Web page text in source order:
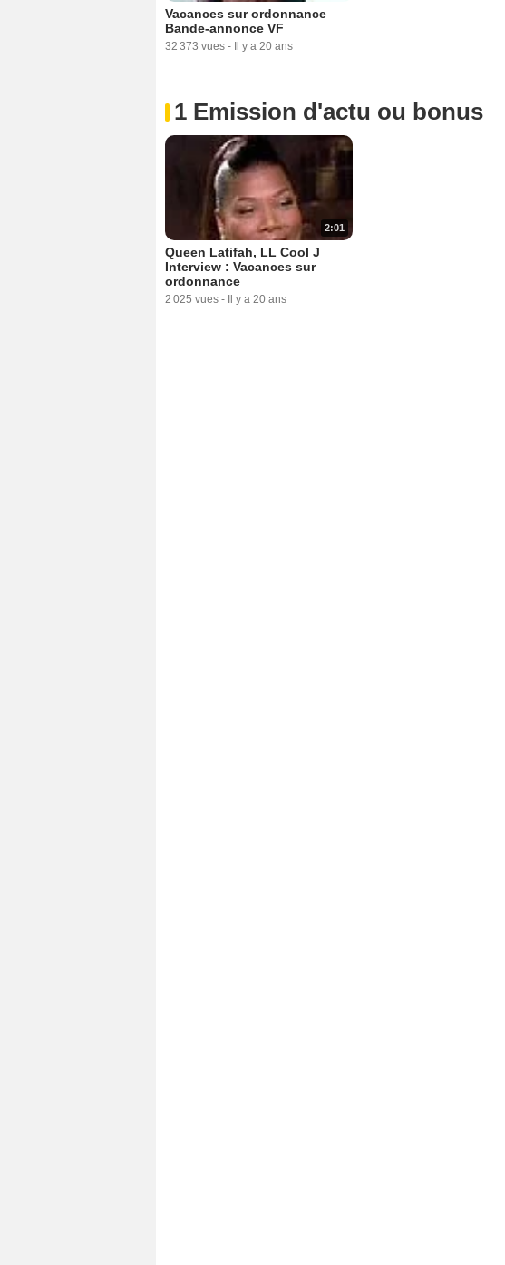
Vacances sur ordonnance
Bande-annonce VF
32 373 vues - Il y a 20 ans
1 Emission d'actu ou bonus
2:01
Queen Latifah, LL Cool J
Interview : Vacances sur
ordonnance
2 025 vues - Il y a 20 ans